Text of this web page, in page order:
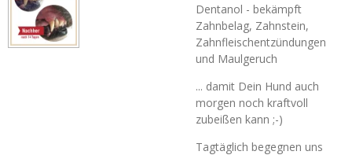
Dentanol - bekämpft
Zahnbelag, Zahnstein,
Zahnfleischentzündungen
und Maulgeruch
... damit Dein Hund auch
morgen noch kraftvoll
zubeißen kann ;-)
Tagtäglich begegnen uns